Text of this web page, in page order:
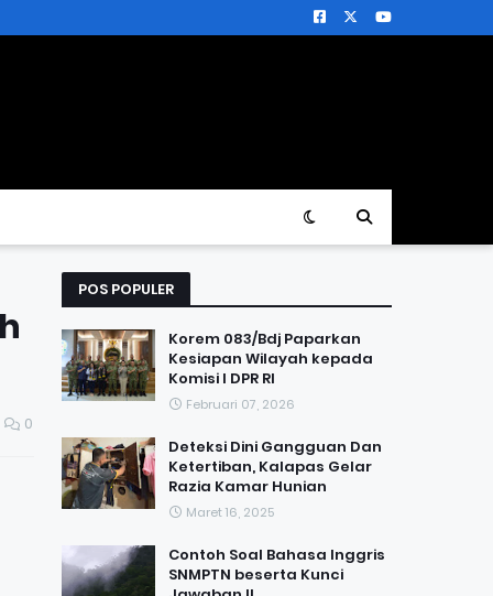
0
POS POPULER
Korem 083/Bdj Paparkan
Kesiapan Wilayah kepada
Komisi I DPR RI
Februari 07, 2026
Deteksi Dini Gangguan Dan
Ketertiban, Kalapas Gelar
Razia Kamar Hunian
Maret 16, 2025
Contoh Soal Bahasa Inggris
SNMPTN beserta Kunci